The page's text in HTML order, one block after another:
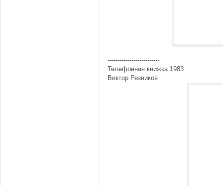
--------------------------
Телефонная книжка 1983
Виктор Резников